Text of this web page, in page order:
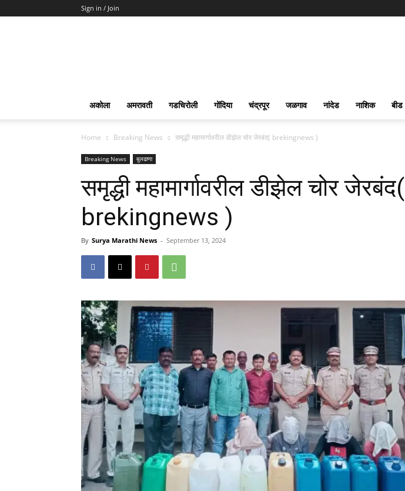
Sign in / Join
अकोला अमरावती गडचिरोली गोंदिया चंद्रपूर जळगाव नांदेड नाशिक बीड
Home Breaking News समृद्धी महामार्गावरील डीझेल चोर जेरबंद( brekingnews )
Breaking News बुलढाणा
समृद्धी महामार्गावरील डीझेल चोर जेरबंद(
brekingnews )
By Surya Marathi News - September 13, 2024